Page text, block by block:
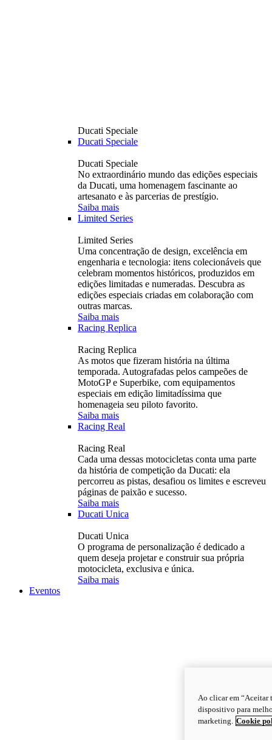
Ducati Speciale
Ducati Speciale
Ducati Speciale
No extraordinário mundo das edições especiais
da Ducati, uma homenagem fascinante ao
artesanato e às parcerias de prestígio.
Saiba mais
Limited Series
Limited Series
Uma concentração de design, excelência em
engenharia e tecnologia: itens colecionáveis ​​que
celebram momentos históricos, produzidos em
edições limitadas e numeradas. Descubra as
edições especiais criadas em colaboração com
outras marcas.
Saiba mais
Racing Replica
Racing Replica
As motos que fizeram história na última
temporada. Autografadas pelos campeões de
MotoGP e Superbike, com equipamentos
especiais em edição limitadíssima que
homenageia seu piloto favorito.
Saiba mais
Racing Real
Racing Real
Cada uma dessas motocicletas conta uma parte
da história de competição da Ducati: ela
percorreu as pistas, desafiou os limites e escreveu
páginas de paixão e sucesso.
Saiba mais
Ducati Unica
Ducati Unica
O programa de personalização é dedicado a
quem deseja projetar e construir sua própria
motocicleta, exclusiva e única.
Saiba mais
Eventos
Ao clicar em “Aceitar
dispositivo para
marketing. Cookie